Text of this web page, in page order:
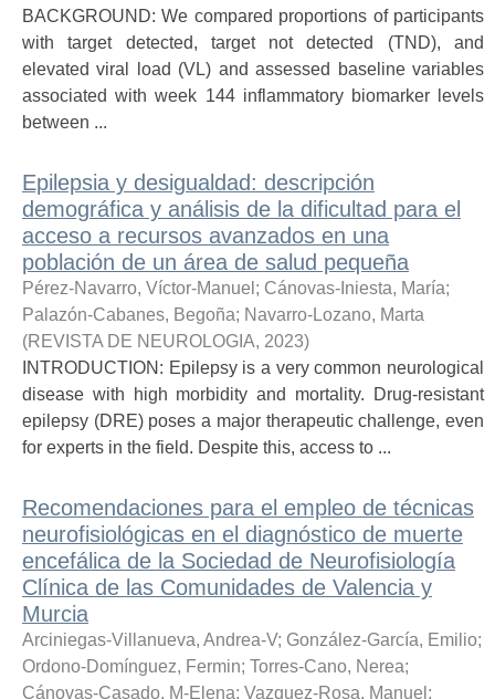
BACKGROUND: We compared proportions of participants
with target detected, target not detected (TND), and
elevated viral load (VL) and assessed baseline variables
associated with week 144 inflammatory biomarker levels
between ...
Epilepsia y desigualdad: descripción
demográfica y análisis de la dificultad para el
acceso a recursos avanzados en una
población de un área de salud pequeña
Pérez-Navarro, Víctor-Manuel ; Cánovas-Iniesta, María;
Palazón-Cabanes, Begoña; Navarro-Lozano, Marta
(REVISTA DE NEUROLOGIA, 2023)
INTRODUCTION: Epilepsy is a very common neurological
disease with high morbidity and mortality. Drug-resistant
epilepsy (DRE) poses a major therapeutic challenge, even
for experts in the field. Despite this, access to ...
Recomendaciones para el empleo de técnicas
neurofisiológicas en el diagnóstico de muerte
encefálica de la Sociedad de Neurofisiología
Clínica de las Comunidades de Valencia y
Murcia
Arciniegas-Villanueva, Andrea-V; González-García, Emilio;
Ordono-Domínguez, Fermin; Torres-Cano, Nerea;
Cánovas-Casado, M-Elena; Vazquez-Rosa, Manuel ;